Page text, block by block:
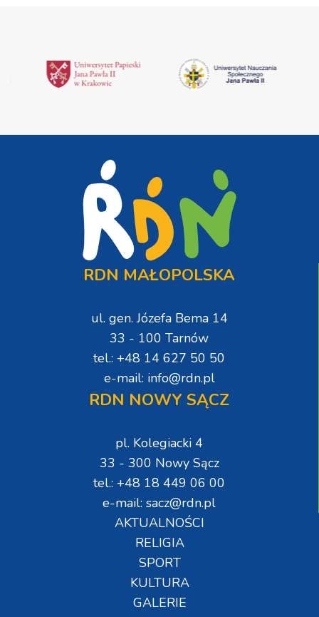
RDN MAŁOPOLSKA
ul. gen. Józefa Bema 14
33 - 100 Tarnów
tel.: +48 14 627 50 50
e-mail: info@rdn.pl
RDN NOWY SĄCZ
pl. Kolegiacki 4
33 - 300 Nowy Sącz
tel.: +48 18 449 06 00
e-mail: sacz@rdn.pl
AKTUALNOŚCI
RELIGIA
SPORT
KULTURA
GALERIE